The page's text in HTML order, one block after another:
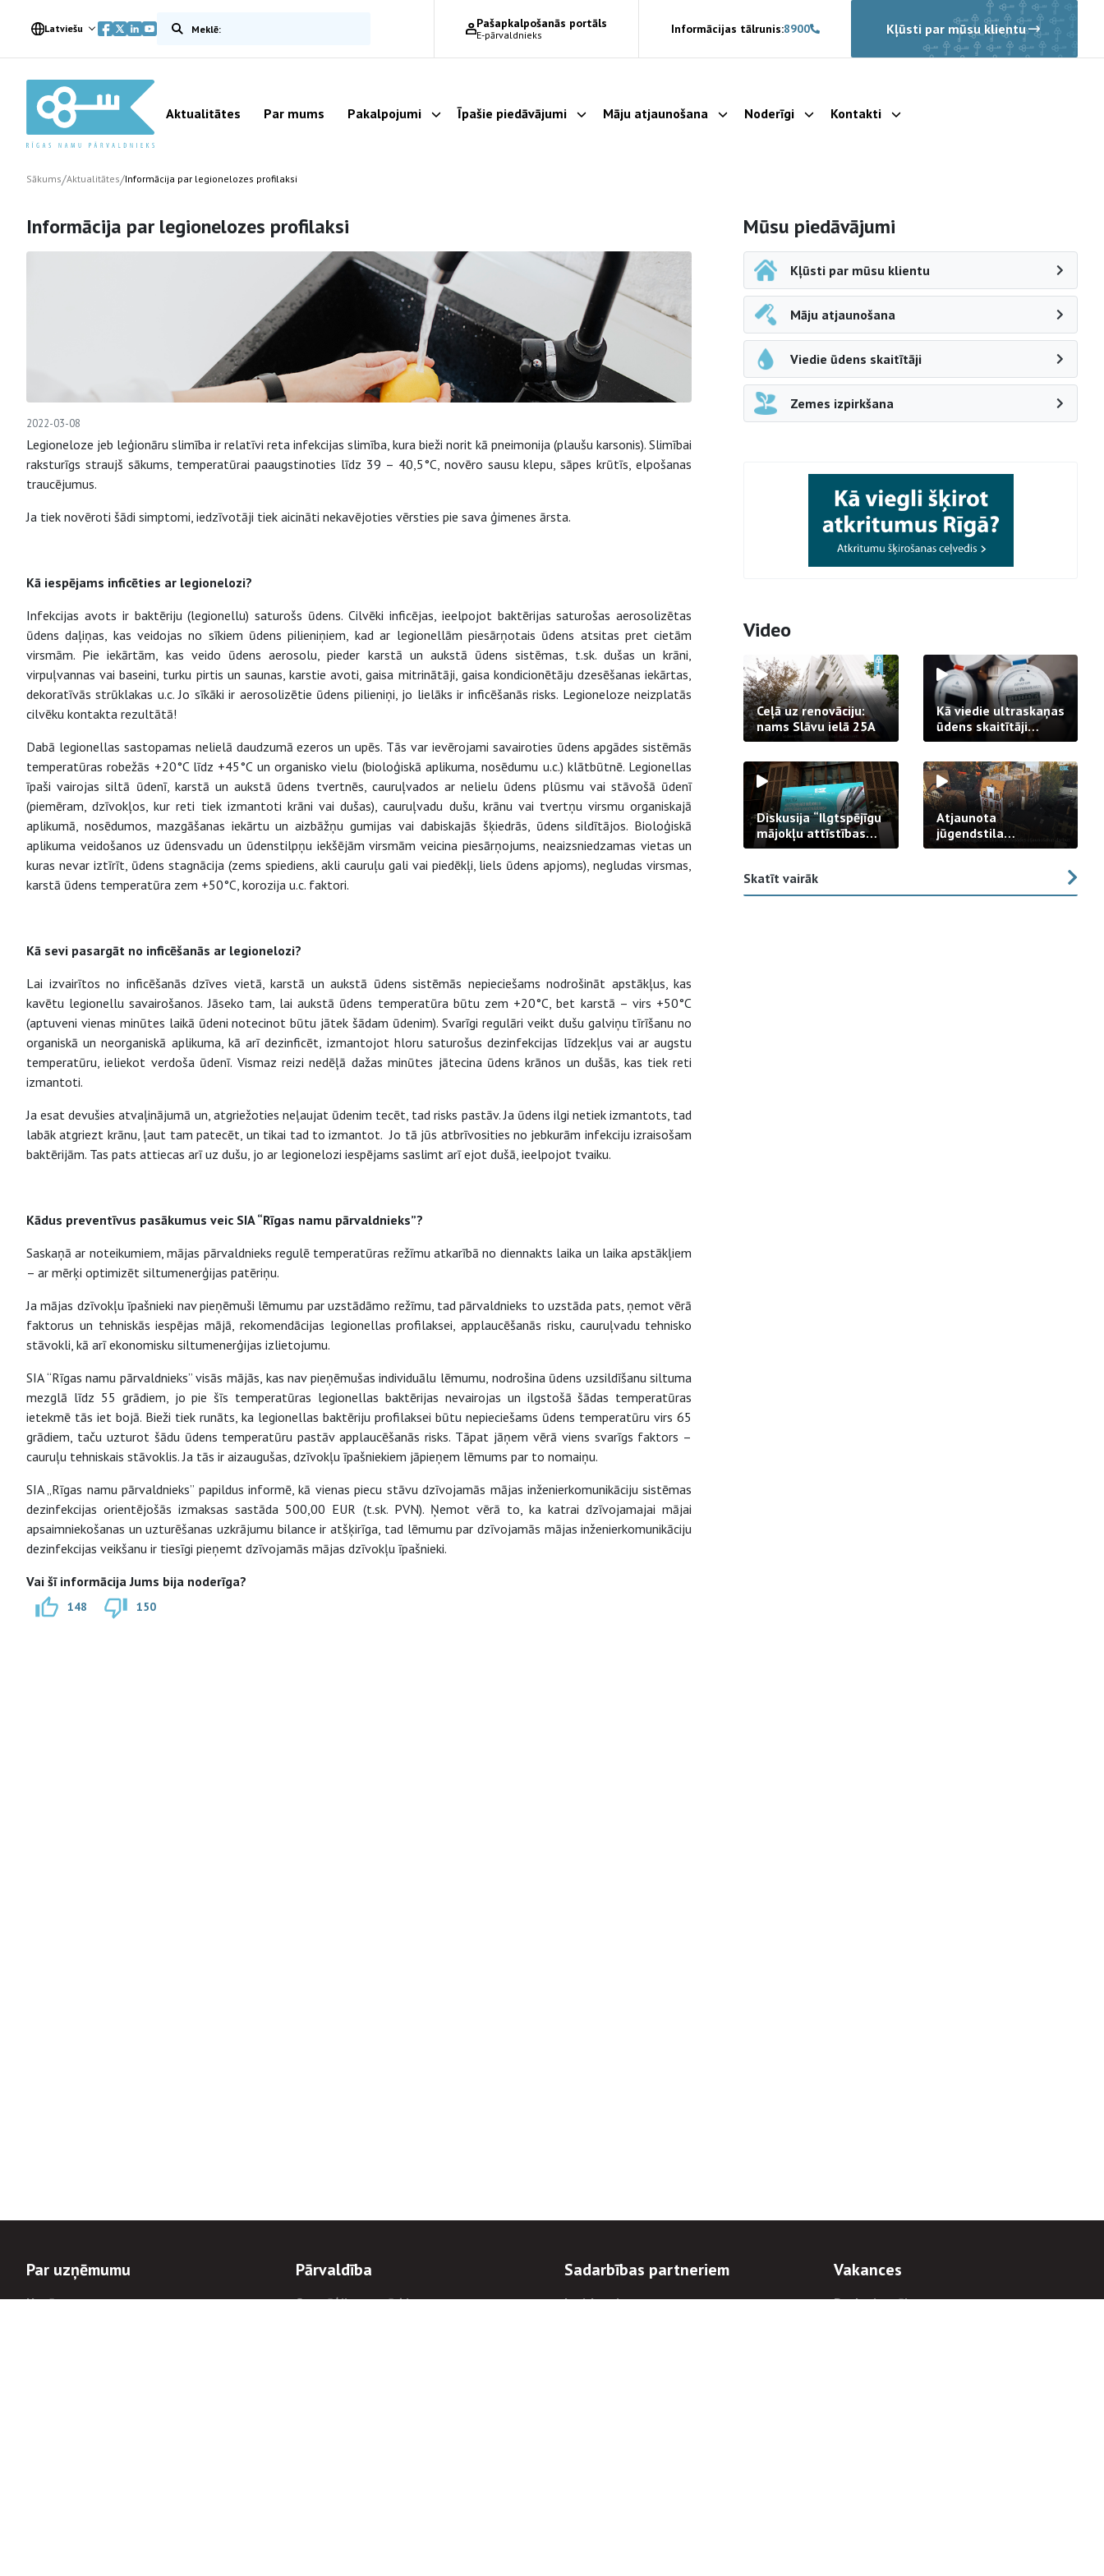
Latviešu Meklēt vietnē Pašapkalpošanās portāls
E-pārvaldnieks Informācijas tālrunis:8900 Kļūsti par mūsu klientu
Aktualitātes Par mums Pakalpojumi Parādīt apakšizvēlni
Īpašie piedāvājumi Parādīt apakšizvēlni
Māju atjaunošana Parādīt apakšizvēlni
Noderīgi Parādīt apakšizvēlni
Kontakti Parādīt apakšizvēlni
Sākums/Aktualitātes/Informācija par legionelozes profilaksi
Informācija par legionelozes profilaksi
2022-03-08
Legioneloze jeb leģionāru slimība ir relatīvi reta infekcijas slimība, kura bieži norit kā pneimonija (plaušu karsonis). Slimībai
raksturīgs straujš sākums, temperatūrai paaugstinoties līdz 39 – 40,5°C, novēro sausu klepu, sāpes krūtīs, elpošanas
traucējumus.
Ja tiek novēroti šādi simptomi, iedzīvotāji tiek aicināti nekavējoties vērsties pie sava ģimenes ārsta.
Kā iespējams inficēties ar legionelozi?
Infekcijas avots ir baktēriju (legionellu) saturošs ūdens. Cilvēki inficējas, ieelpojot baktērijas saturošas aerosolizētas
ūdens daļiņas, kas veidojas no sīkiem ūdens pilieniņiem, kad ar legionellām piesārņotais ūdens atsitas pret cietām
virsmām. Pie iekārtām, kas veido ūdens aerosolu, pieder karstā un aukstā ūdens sistēmas, t.sk. dušas un krāni,
virpuļvannas vai baseini, turku pirtis un saunas, karstie avoti, gaisa mitrinātāji, gaisa kondicionētāju dzesēšanas iekārtas,
dekoratīvās strūklakas u.c. Jo sīkāki ir aerosolizētie ūdens pilieniņi, jo lielāks ir inficēšanās risks. Legioneloze neizplatās
cilvēku kontakta rezultātā!
Dabā legionellas sastopamas nelielā daudzumā ezeros un upēs. Tās var ievērojami savairoties ūdens apgādes sistēmās
temperatūras robežās +20°C līdz +45°C un organisko vielu (bioloģiskā aplikuma, nosēdumu u.c.) klātbūtnē. Legionellas
īpaši vairojas siltā ūdenī, karstā un aukstā ūdens tvertnēs, cauruļvados ar nelielu ūdens plūsmu vai stāvošā ūdenī
(piemēram, dzīvokļos, kur reti tiek izmantoti krāni vai dušas), cauruļvadu dušu, krānu vai tvertņu virsmu organiskajā
aplikumā, nosēdumos, mazgāšanas iekārtu un aizbāžņu gumijas vai dabiskajās šķiedrās, ūdens sildītājos. Bioloģiskā
aplikuma veidošanos uz ūdensvadu un ūdenstilpņu iekšējām virsmām veicina piesārņojums, neaizsniedzamas vietas un
kuras nevar iztīrīt, ūdens stagnācija (zems spiediens, akli cauruļu gali vai piedēkļi, liels ūdens apjoms), negludas virsmas,
karstā ūdens temperatūra zem +50°C, korozija u.c. faktori.
Kā sevi pasargāt no inficēšanās ar legionelozi?
Lai izvairītos no inficēšanās dzīves vietā, karstā un aukstā ūdens sistēmās nepieciešams nodrošināt apstākļus, kas
kavētu legionellu savairošanos. Jāseko tam, lai aukstā ūdens temperatūra būtu zem +20°C, bet karstā – virs +50°C
(aptuveni vienas minūtes laikā ūdeni notecinot būtu jātek šādam ūdenim). Svarīgi regulāri veikt dušu galviņu tīrīšanu no
organiskā un neorganiskā aplikuma, kā arī dezinficēt, izmantojot hloru saturošus dezinfekcijas līdzekļus vai ar augstu
temperatūru, ieliekot verdoša ūdenī. Vismaz reizi nedēļā dažas minūtes jātecina ūdens krānos un dušās, kas tiek reti
izmantoti.
Ja esat devušies atvaļinājumā un, atgriežoties neļaujat ūdenim tecēt, tad risks pastāv. Ja ūdens ilgi netiek izmantots, tad
labāk atgriezt krānu, ļaut tam patecēt, un tikai tad to izmantot. Jo tā jūs atbrīvosities no jebkurām infekciju izraisošam
baktērijām. Tas pats attiecas arī uz dušu, jo ar legionelozi iespējams saslimt arī ejot dušā, ieelpojot tvaiku.
Kādus preventīvus pasākumus veic SIA “Rīgas namu pārvaldnieks”?
Saskaņā ar noteikumiem, mājas pārvaldnieks regulē temperatūras režīmu atkarībā no diennakts laika un laika apstākļiem
– ar mērķi optimizēt siltumenerģijas patēriņu.
Ja mājas dzīvokļu īpašnieki nav pieņēmuši lēmumu par uzstādāmo režīmu, tad pārvaldnieks to uzstāda pats, ņemot vērā
faktorus un tehniskās iespējas mājā, rekomendācijas legionellas profilaksei, applaucēšanās risku, cauruļvadu tehnisko
stāvokli, kā arī ekonomisku siltumenerģijas izlietojumu.
SIA “Rīgas namu pārvaldnieks” visās mājās, kas nav pieņēmušas individuālu lēmumu, nodrošina ūdens uzsildīšanu siltuma
mezglā līdz 55 grādiem, jo pie šīs temperatūras legionellas baktērijas nevairojas un ilgstošā šādas temperatūras
ietekmē tās iet bojā. Bieži tiek runāts, ka legionellas baktēriju profilaksei būtu nepieciešams ūdens temperatūru virs 65
grādiem, taču uzturot šādu ūdens temperatūru pastāv applaucēšanās risks. Tāpat jāņem vērā viens svarīgs faktors –
cauruļu tehniskais stāvoklis. Ja tās ir aizaugušas, dzīvokļu īpašniekiem jāpieņem lēmums par to nomaiņu.
SIA „Rīgas namu pārvaldnieks” papildus informē, kā vienas piecu stāvu dzīvojamās mājas inženierkomunikāciju sistēmas
dezinfekcijas orientējošās izmaksas sastāda 500,00 EUR (t.sk. PVN). Ņemot vērā to, ka katrai dzīvojamajai mājai
apsaimniekošanas un uzturēšanas uzkrājumu bilance ir atšķirīga, tad lēmumu par dzīvojamās mājas inženierkomunikāciju
dezinfekcijas veikšanu ir tiesīgi pieņemt dzīvojamās mājas dzīvokļu īpašnieki.
Vai šī informācija Jums bija noderīga?
148 150
Sāna navigācija
Mūsu piedāvājumi
Kļūsti par mūsu klientu
Māju atjaunošana
Viedie ūdens skaitītāji
Zemes izpirkšana
Video
Ceļā uz renovāciju:
nams Slāvu ielā 25A
Kā viedie ultraskaņas
ūdens skaitītāji
strādā praksē
Diskusija “Ilgtspējīgu
mājokļu attīstības
izaicinājums”
Atjaunota
jūgendstila
arhitektūras pērles
Skatīt vairāk
Par uzņēmumu
Uzņēmums
Pārvaldība
Stratēģija un mērķi
Sadarbības partneriem
Iepirkumi
Vakances
Darba iespējas